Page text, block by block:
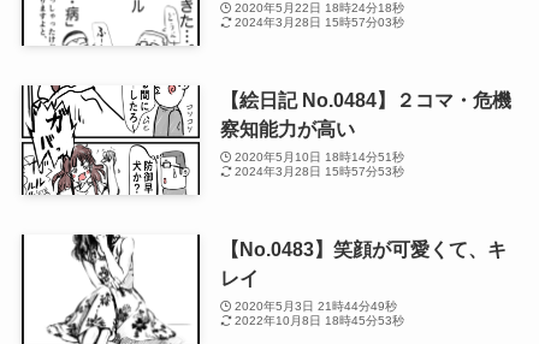
2020年5月22日 18時24分18秒
2024年3月28日 15時57分03秒
【絵日記 No.0484】２コマ・危機
察知能力が高い
2020年5月10日 18時14分51秒
2024年3月28日 15時57分53秒
【No.0483】笑顔が可愛くて、キ
レイ
2020年5月3日 21時44分49秒
2022年10月8日 18時45分53秒